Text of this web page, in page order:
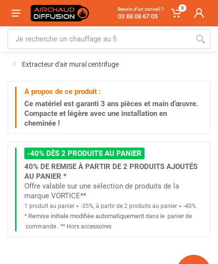
Besoin d'un conseil ?
03 88 08 67 05
0
Extracteur d'air mural centrifuge
A propos de ce produit :
Ce matériel est garanti 3 ans pièces et main d’œuvre.
Compacte et légère avec une installation en
cheminée !
-40% DÈS 2 PRODUITS AU PANIER
40% DE REMISE À PARTIR DE 2 PRODUITS AJOUTÉS
AU PANIER *
Offre valable sur une sélection de produits de la
marque VORTICE**
1 produit au panier = -35%, à partir de 2 produits au panier = -40%
* Remise initiale modifiée automatiquement dans le panier de
commande . ** Hors accessoires